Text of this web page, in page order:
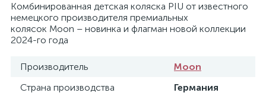
Комбинированная детская коляска PIU от известного
немецкого производителя премиальных
колясок Moon – новинка и флагман новой коллекции
2024-го года
Производитель
Moon
Страна производства
Германия